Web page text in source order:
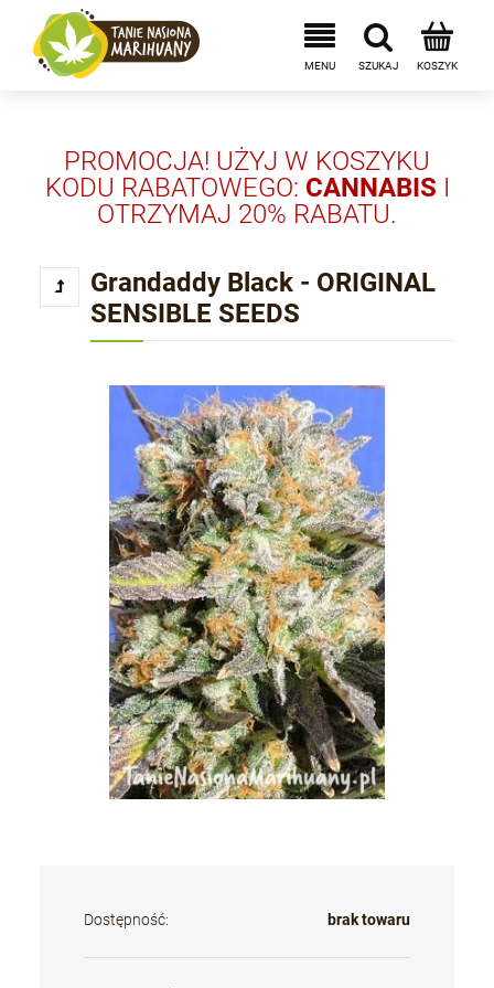
PROMOCJA! UŻYJ W KOSZYKU
KODU RABATOWEGO: CANNABIS I
OTRZYMAJ 20% RABATU.
Grandaddy Black - ORIGINAL
SENSIBLE SEEDS
Dostępność: brak towaru